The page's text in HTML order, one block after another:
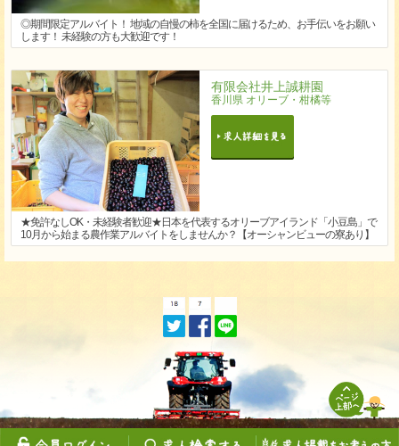
◎期間限定アルバイト！ 地域の自慢の柿を全国に届けるため、お手伝いをお願い
します！ 未経験の方も大歓迎です！
有限会社井上誠耕園
香川県 オリーブ・柑橘等
★免許なしOK・未経験者歓迎★日本を代表するオリーブアイランド「小豆島」で
10月から始まる農作業アルバイトをしませんか？【オーシャンビューの寮あり】